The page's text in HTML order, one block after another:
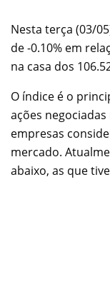
Nesta terça (03/
de -0.10% em
na casa dos
O índice é o
ações
empresas
mercado.
abaixo, as que